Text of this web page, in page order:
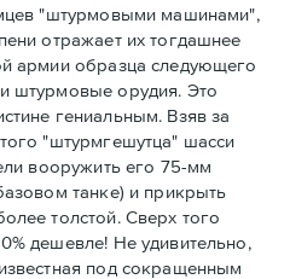
"штурмовыми машинами",
отражает их тогдашнее
армии образца следующего
штурмовые орудия. Это
гениальным. Взяв за
"штурмгешутца" шасси
вооружить его 75-мм
танке) и прикрыть
толстой. Сверх того
дешевле! Не удивительно,
под сокращенным